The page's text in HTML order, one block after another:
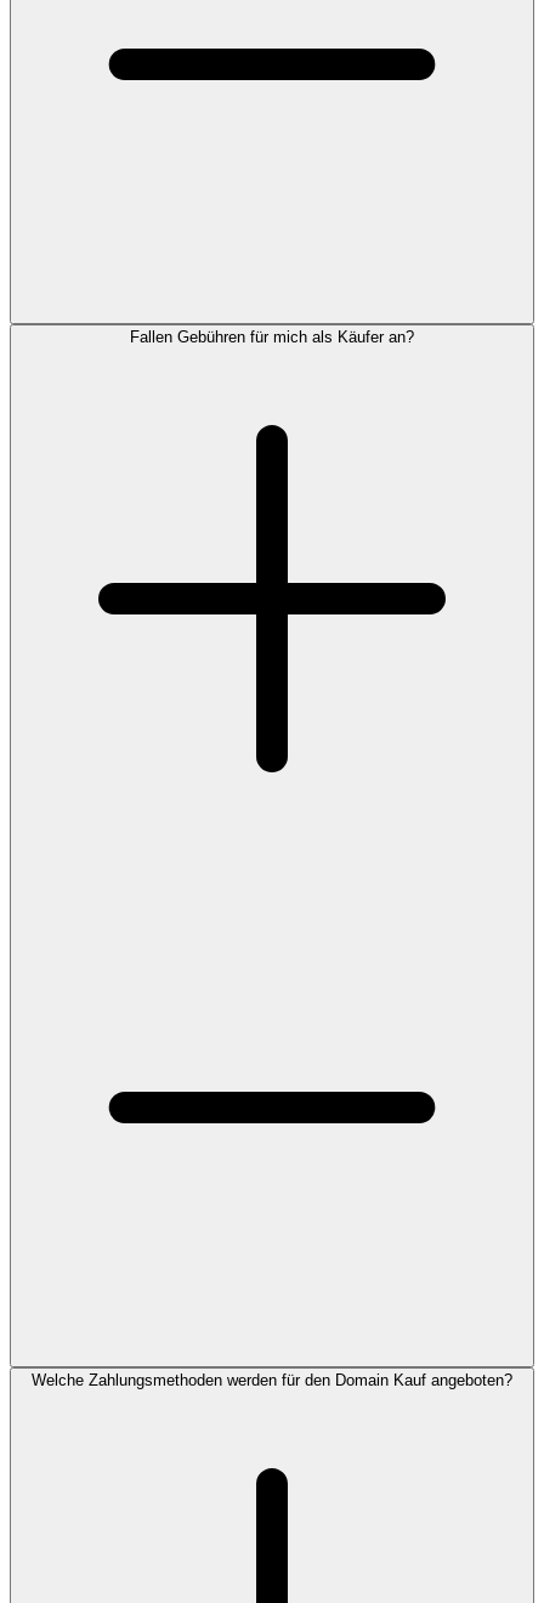
Fallen Gebühren für mich als Käufer an?
Welche Zahlungsmethoden werden für den Domain Kauf angeboten?